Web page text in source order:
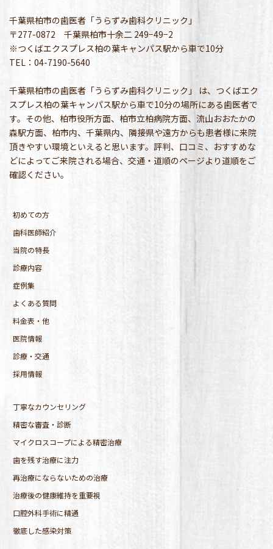
千葉県柏市の歯医者「うらずみ歯科クリニック」
〒277-0872 千葉県柏市十余二 249−49−2
※つくばエクスプレス柏の葉キャンパス駅から車で10分
TEL：04-7190-5640
千葉県柏市の歯医者「うらずみ歯科クリニック」 は、つくばエク
スプレス柏の葉キャンパス駅から車で10分の場所にある歯医者で
す。その他、柏市役所方面、柏市立柏病院方面、流山おおたかの
森駅方面、柏市内、千葉県内、隣接県や遠方からも患者様に来院
頂きやすい環境といえると思います。評判、口コミ、おすすめな
どによってご来院される場合、交通・道順のページより道順をご
確認ください。
初めての方
歯科医師紹介
当院の特長
診療内容
症例集
よくある質問
料金表・他
医院情報
診療・交通
採用情報
丁寧なカウンセリング
精密な審査・診断
マイクロスコープによる精密治療
歯を残す治療に注力
再治療にならないための治療
治療後の健康維持を重要視
口腔外科手術に精通
徹底した感染対策